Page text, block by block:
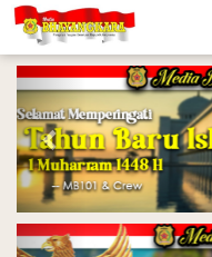
Previous
Previous